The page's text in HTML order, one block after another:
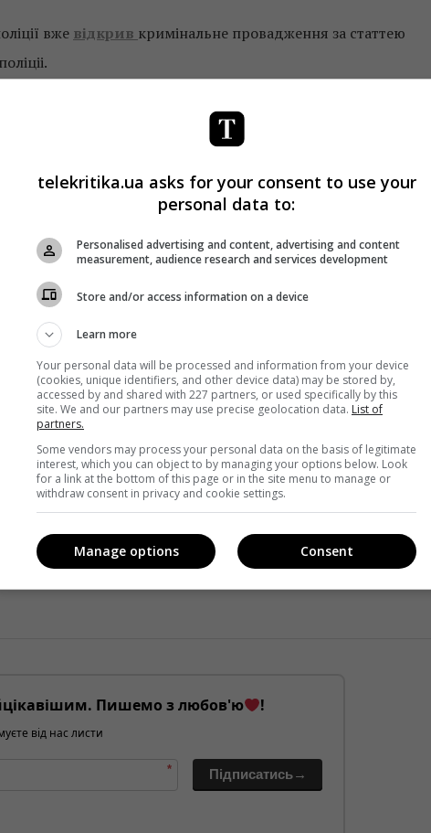
вже відкрив кримінальне провадження за статтею
на своїй сторінці погрози від Ольги Шарій, дружини
Facebook
Пишемо з любов'ю !
від нас листи
* Підписатись→
telekritika.ua asks for your consent to use your
personal data to:
Personalised advertising and content, advertising and content
measurement, audience research and services development
Store and/or access information on a device
Learn more
Your personal data will be processed and information from your device
(cookies, unique identifiers, and other device data) may be stored by,
accessed by and shared with 227 partners, or used specifically by this
site. We and our partners may use precise geolocation data. List of
partners.
Some vendors may process your personal data on the basis of legitimate
interest, which you can object to by managing your options below. Look
for a link at the bottom of this page or in the site menu to manage or
withdraw consent in privacy and cookie settings.
Consent
Manage options